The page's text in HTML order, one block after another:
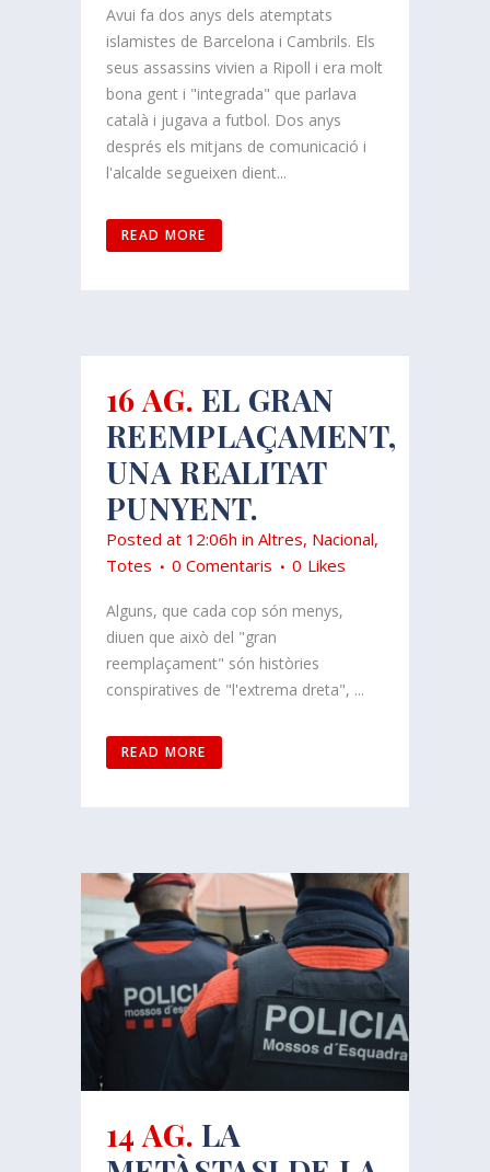
Avui fa dos anys dels atemptats
islamistes de Barcelona i Cambrils. Els
seus assassins vivien a Ripoll i era molt
bona gent i "integrada" que parlava
català i jugava a futbol. Dos anys
després els mitjans de comunicació i
l'alcalde segueixen dient...
READ MORE
16 AG. EL GRAN
REEMPLAÇAMENT,
UNA REALITAT
PUNYENT.
Posted at 12:06h in Altres, Nacional,
Totes
0 Comentaris 0 Likes
Alguns, que cada cop són menys,
diuen que això del "gran
reemplaçament" són històries
conspiratives de "l'extrema dreta", ...
READ MORE
14 AG. LA